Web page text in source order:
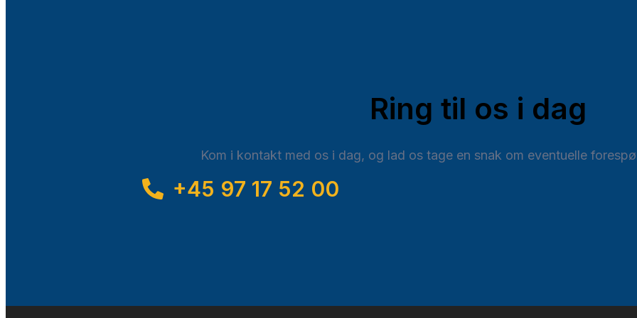
Ring til os i dag
Kom i kontakt med os i dag, og lad os tage en snak om eventuelle
+45 97 17 52 00